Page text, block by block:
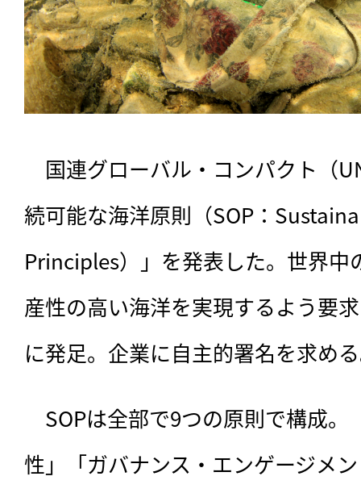
国連グローバル・コンパクト（
続可能な海洋原則（SOP：
Principles）」を発表した。世界中
産性の高い海洋を実現するよう要
に発足。企業に自主的署名を求め
SOPは全部で9つの原則で構成。
性」「ガバナンス・エンゲージメ